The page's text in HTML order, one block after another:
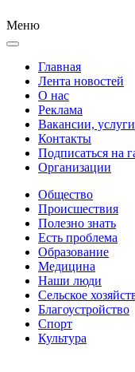
Меню
Главная
Лента новостей
О нас
Реклама
Вакансии, услуги
Контакты
Подписаться на
Организации
Общество
Происшествия
Полезно знать
Есть проблема
Образование
Медицина
Наши люди
Сельское
Благоустройство
Спорт
Культура